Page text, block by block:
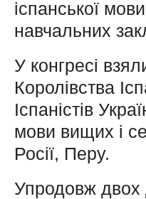
іспанської
навчальних
У конгресі
Королівства
Іспаністів
мови вищих і
Росії, Перу.
Упродовж двох